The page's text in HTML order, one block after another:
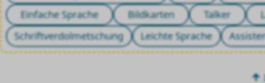
Einfache Sprache
Bildkarten Talker
Schriftverdolmetschung
Leichte Sprache